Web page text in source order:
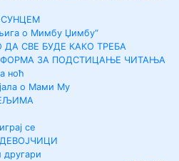
о Мимбу Џимбу“
СВЕ БУДЕ КАКО ТРЕБА
ФОРМА ЗА ПОДСТИЦАЊЕ ЧИТАЊА
ноћ
о Мами Му
се